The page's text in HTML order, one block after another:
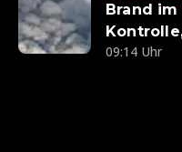
Brand
09:14 Uhr